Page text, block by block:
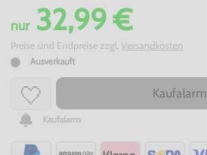
nur32,99 €
Preise sind Endpreise zzgl. Versandkosten
Ausverkauft
Kaufalarm
Kaufalarm